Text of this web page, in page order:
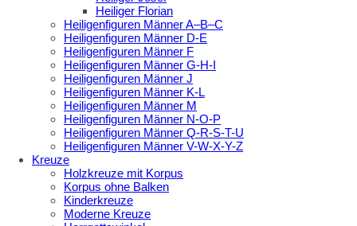
Heiliger Florian
Heiligenfiguren Männer A–B–C
Heiligenfiguren Männer D-E
Heiligenfiguren Männer F
Heiligenfiguren Männer G-H-I
Heiligenfiguren Männer J
Heiligenfiguren Männer K-L
Heiligenfiguren Männer M
Heiligenfiguren Männer N-O-P
Heiligenfiguren Männer Q-R-S-T-U
Heiligenfiguren Männer V-W-X-Y-Z
Kreuze
Holzkreuze mit Korpus
Korpus ohne Balken
Kinderkreuze
Moderne Kreuze